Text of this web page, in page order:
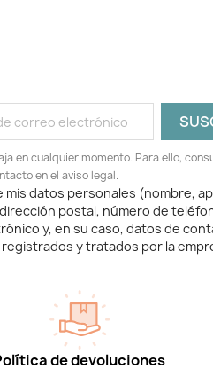
en cualquier momento. Para ello,
en el aviso legal.
mis datos personales (nombre,
postal, número de
y, en su caso, datos de
y tratados por la
de devoluciones